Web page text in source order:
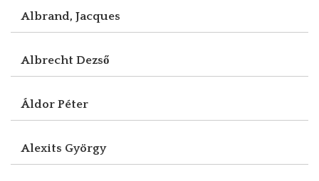
Albrand, Jacques
Albrecht Dezső
Áldor Péter
Alexits György